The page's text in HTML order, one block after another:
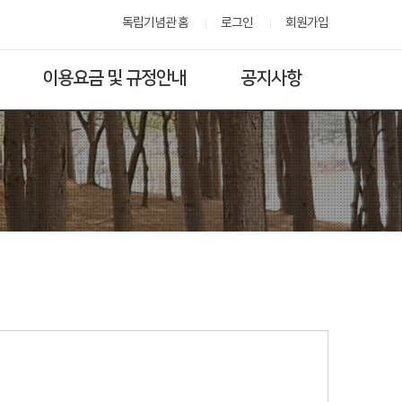
독립기념관 홈 로그인 회원가입
이용요금 및 규정안내 공지사항